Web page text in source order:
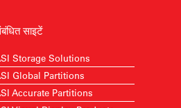
साइटें
Storage Solutions
Global Partitions
Accurate Partitions